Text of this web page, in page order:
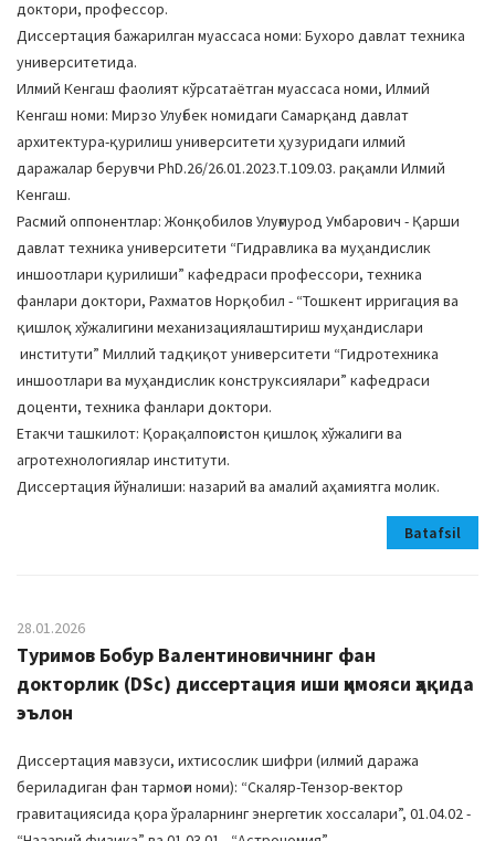
доктори, профессор.
Диссертация бажарилган муассаса номи: Бухоро давлат техника
университетида.
Илмий Кенгаш фаолият кўрсатаётган муассаса номи, Илмий
Кенгаш номи: Мирзо Улуғбек номидаги Самарқанд давлат
архитектура-қурилиш университети ҳузуридаги илмий
даражалар берувчи PhD.26/26.01.2023.Т.109.03. рақамли Илмий
Кенгаш.
Расмий оппонентлар: Жонқобилов Улуғмурод Умбарович - Қарши
давлат техника университети “Гидравлика ва муҳандислик
иншоотлари қурилиши” кафедраси профессори, техника
фанлари доктори, Рахматов Норқобил - “Тошкент ирригация ва
қишлоқ хўжалигини механизациялаштириш муҳандислари
институти” Миллий тадқиқот университети “Гидротехника
иншоотлари ва муҳандислик конструксиялари” кафедраси
доценти, техника фанлари доктори.
Етакчи ташкилот: Қорақалпоғистон қишлоқ хўжалиги ва
агротехнологиялар институти.
Диссертация йўналиши: назарий ва амалий аҳамиятга молик.
Batafsil
28.01.2026
Туримов Бобур Валентиновичнинг фан
докторлик (DSc) диссертация иши ҳимояси ҳақида
эълон
Диссертация мавзуси, ихтисослик шифри (илмий даража
бериладиган фан тармоғи номи): “Скаляр-Тензор-вектор
гравитациясида қора ўраларнинг энергетик хоссалари”, 01.04.02 -